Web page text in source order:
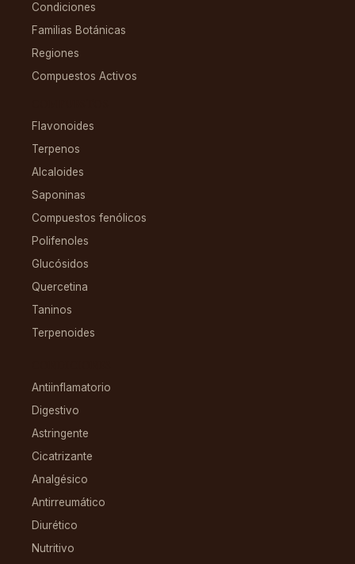
Condiciones
Familias Botánicas
Regiones
Compuestos Activos
Flavonoides
Terpenos
Alcaloides
Saponinas
Compuestos fenólicos
Polifenoles
Glucósidos
Quercetina
Taninos
Terpenoides
Antiinflamatorio
Digestivo
Astringente
Cicatrizante
Analgésico
Antirreumático
Diurético
Nutritivo